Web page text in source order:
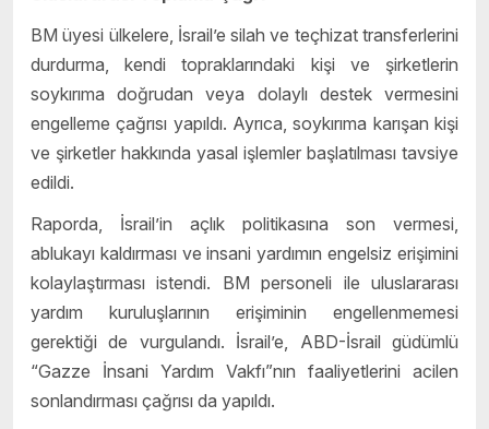
BM üyesi ülkelere, İsrail’e silah ve teçhizat transferlerini
durdurma, kendi topraklarındaki kişi ve şirketlerin
soykırıma doğrudan veya dolaylı destek vermesini
engelleme çağrısı yapıldı. Ayrıca, soykırıma karışan kişi
ve şirketler hakkında yasal işlemler başlatılması tavsiye
edildi.
Raporda, İsrail’in açlık politikasına son vermesi,
ablukayı kaldırması ve insani yardımın engelsiz erişimini
kolaylaştırması istendi. BM personeli ile uluslararası
yardım kuruluşlarının erişiminin engellenmemesi
gerektiği de vurgulandı. İsrail’e, ABD-İsrail güdümlü
“Gazze İnsani Yardım Vakfı”nın faaliyetlerini acilen
sonlandırması çağrısı da yapıldı.